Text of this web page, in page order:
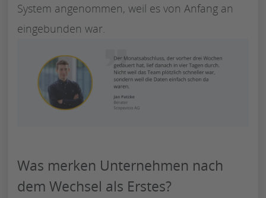
System angenommen, weil es von Anfang an
eingebunden war.
Was merken Unternehmen nach
dem Wechsel als Erstes?